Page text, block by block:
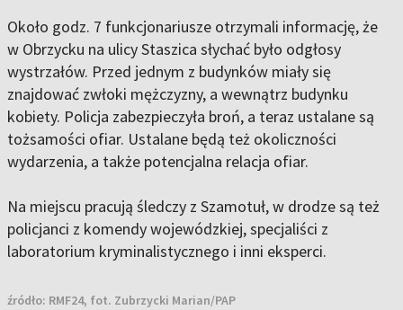
Około godz. 7 funkcjonariusze otrzymali informację, że
w Obrzycku na ulicy Staszica słychać było odgłosy
wystrzałów. Przed jednym z budynków miały się
znajdować zwłoki mężczyzny, a wewnątrz budynku
kobiety. Policja zabezpieczyła broń, a teraz ustalane są
tożsamości ofiar. Ustalane będą też okoliczności
wydarzenia, a także potencjalna relacja ofiar.
Na miejscu pracują śledczy z Szamotuł, w drodze są też
policjanci z komendy wojewódzkiej, specjaliści z
laboratorium kryminalistycznego i inni eksperci.
źródło: RMF24, fot. Zubrzycki Marian/PAP